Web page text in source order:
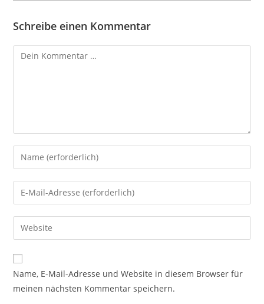
Schreibe einen Kommentar
Kommentar
Gib
deinen
Namen
oder
zum
Kommentieren
ein
Gib
deine
E-
Mail-
zum
Kommentieren
ein
Gib
deine
Website-
URL
Name, E-Mail-Adresse und Website in diesem Browser für
meinen nächsten Kommentar speichern.